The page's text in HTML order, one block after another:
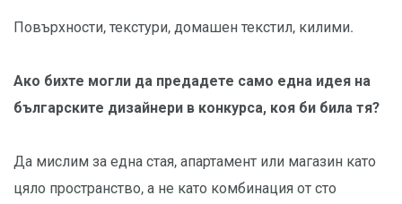
Повърхности, текстури, домашен текстил, килими.
Ако бихте могли да предадете само една идея на
българските дизайнери в конкурса, коя би била тя?
Да мислим за една стая, апартамент или магазин като
цяло пространство, а не като комбинация от сто